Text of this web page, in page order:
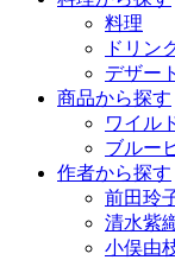
料理
ドリン
デザート
商品から探す
ワイル
ブルー
作者から探す
前田玲
清水紫
小俣由